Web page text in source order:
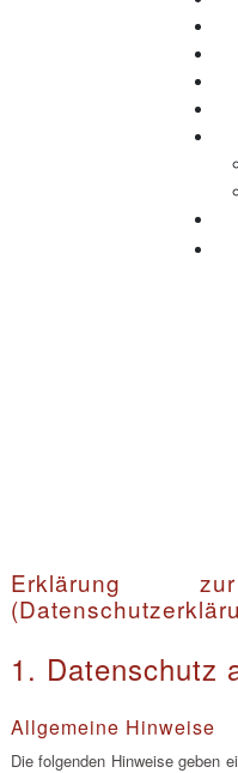
Erklärung zur
1. Datenschutz
Allgemeine Hinweise
Die folgenden Hinweise geben